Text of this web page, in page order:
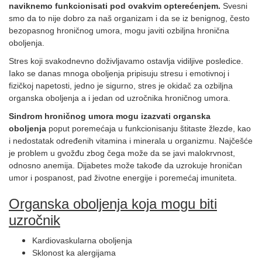
naviknemo funkcionisati pod ovakvim opterećenjem. Svesni
smo da to nije dobro za naš organizam i da se iz benignog, često
bezopasnog hroničnog umora, mogu javiti ozbiljna hronična
oboljenja.
Stres koji svakodnevno doživljavamo ostavlja vidiljive posledice.
Iako se danas mnoga oboljenja pripisuju stresu i emotivnoj i
fizičkoj napetosti, jedno je sigurno, stres je okidač za ozbiljna
organska oboljenja a i jedan od uzročnika hroničnog umora.
Sindrom hroničnog umora mogu izazvati organska
oboljenja poput poremećaja u funkcionisanju štitaste žlezde, kao
i nedostatak određenih vitamina i minerala u organizmu. Najčešće
je problem u gvožđu zbog čega može da se javi malokrvnost,
odnosno anemija. Dijabetes može takođe da uzrokuje hroničan
umor i pospanost, pad životne energije i poremećaj imuniteta.
Organska oboljenja koja mogu biti
uzročnik
Kardiovaskularna oboljenja
Sklonost ka alergijama